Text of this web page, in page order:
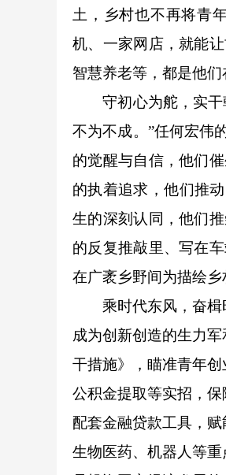
土，乡村也不再将青
机、一家网店，就能
智慧养老等，都是他
守初心为舵，实干朝
不为不成。”任何宏伟
的觉醒与自信，他们
的执着追求，他们推
生的深刻认同，他们
的反复推敲里、写在
在广袤乡野间为描绘
乘时代东风，奋
成为创新创造的生力
干措施》，瞄准青年
公积金提取等实招，
配套金融贷款工具，赋
生物医药、机器人等